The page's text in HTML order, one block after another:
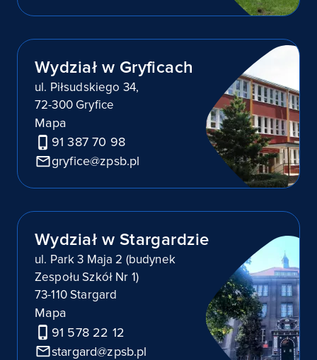
Wydział w Gryficach
ul. Piłsudskiego 34,
72-300 Gryfice
Mapa
91 387 70 98
gryfice@zpsb.pl
Wydział w Stargardzie
ul. Park 3 Maja 2 (budynek
Zespołu Szkół Nr 1)
73-110 Stargard
Mapa
91 578 22 12
stargard@zpsb.pl